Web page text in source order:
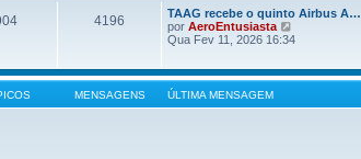
e
m
m
a
m
e
s
g
4196
TAAG recebe o quinto Airbus A…
por AeroEntusiasta
e
l
Qua Fev 11, 2026 16:34
MENSAGENS ÚLTIMA MENSAGEM